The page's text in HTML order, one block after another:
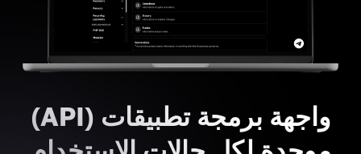
واجهة برمجة تطبيقات (API)